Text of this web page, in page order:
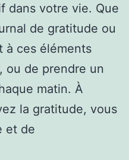
dans votre vie. Que
de gratitude ou
à ces éléments
ou de prendre un
matin. À
la gratitude, vous
et de